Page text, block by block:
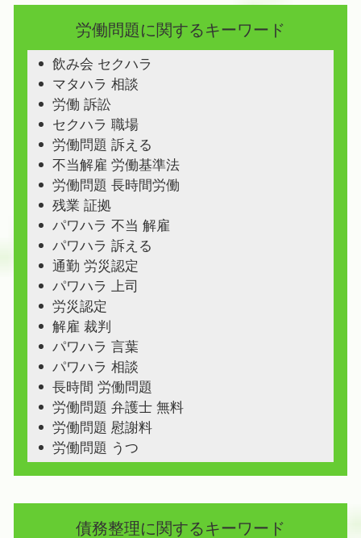
労働問題に関するキーワード
飲み会 セクハラ
マタハラ 相談
労働 訴訟
セクハラ 職場
労働問題 訴える
不当解雇 労働基準法
労働問題 長時間労働
残業 証拠
パワハラ 不当 解雇
パワハラ 訴える
通勤 労災認定
パワハラ 上司
労災認定
解雇 裁判
パワハラ 言葉
パワハラ 相談
長時間 労働問題
労働問題 弁護士 無料
労働問題 慰謝料
労働問題 うつ
債務整理に関するキーワード